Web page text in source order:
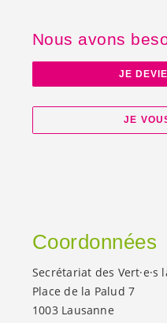
Nous avons
JE
JE
Coordonnées
Secrétariat des Vert·e·s
Place de la Palud 7
1003 Lausanne